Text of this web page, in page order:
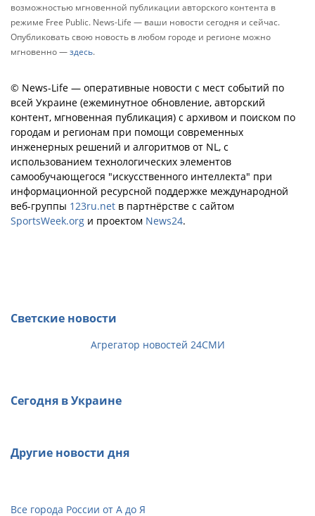
возможностью мгновенной публикации авторского контента в
режиме Free Public. News-Life — ваши новости сегодня и сейчас.
Опубликовать свою новость в любом городе и регионе можно
мгновенно —здесь.
© News-Life — оперативные новости с мест событий по
всей Украине (ежеминутное обновление, авторский
контент, мгновенная публикация) с архивом и поиском по
городам и регионам при помощи современных
инженерных решений и алгоритмов от NL, с
использованием технологических элементов
самообучающегося "искусственного интеллекта" при
информационной ресурсной поддержке международной
веб-группы 123ru.net в партнёрстве с сайтом
SportsWeek.org и проектом News24.
Светские новости
Агрегатор новостей 24СМИ
Сегодня в Украине
Другие новости дня
Все города России от А до Я